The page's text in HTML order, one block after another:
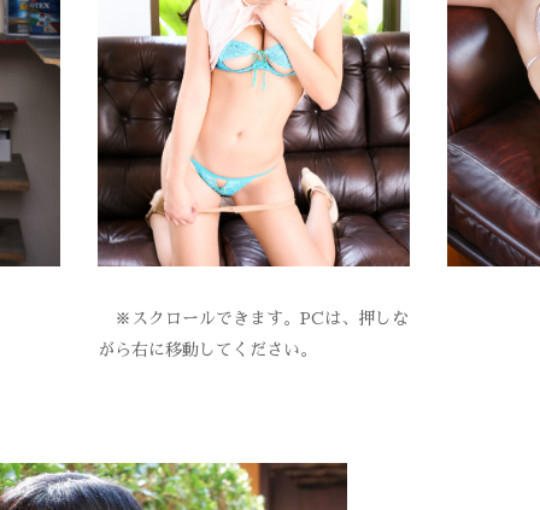
※スクロールできます。PCは、押しな
がら右に移動してください。